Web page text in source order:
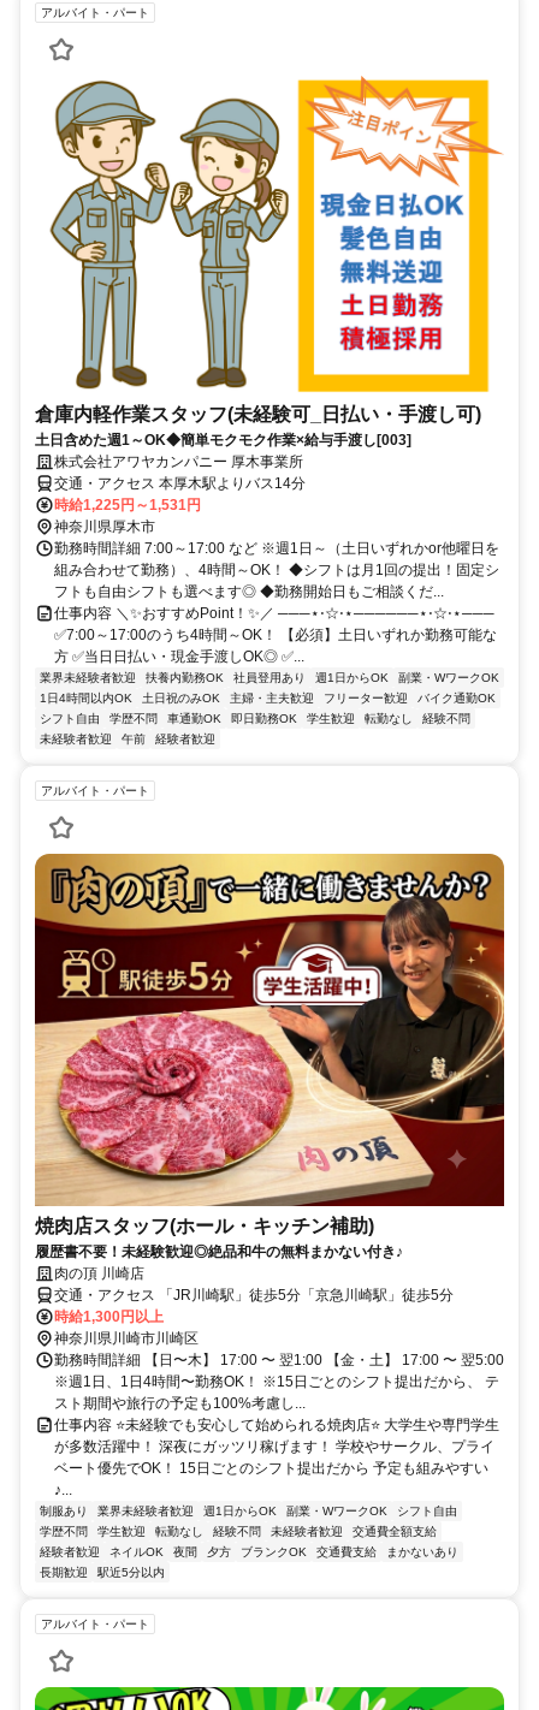
アルバイト・パート
倉庫内軽作業スタッフ(未経験可_日払い・手渡し可)
土日含めた週1～OK◆簡単モクモク作業×給与手渡し[003]
株式会社アワヤカンパニー 厚木事業所
交通・アクセス 本厚木駅よりバス14分
時給1,225円～1,531円
神奈川県厚木市
勤務時間詳細 7:00～17:00 など ※週1日～（土日いずれかor他曜日を
組み合わせて勤務）、4時間～OK！ ◆シフトは月1回の提出！固定シ
フトも自由シフトも選べます◎ ◆勤務開始日もご相談くだ...
仕事内容 ＼✨おすすめPoint！✨／ ───⋆⋅☆⋅⋆──────⋆⋅☆⋅⋆───
✅7:00～17:00のうち4時間～OK！ 【必須】土日いずれか勤務可能な
方 ✅当日日払い・現金手渡しOK◎ ✅...
業界未経験者歓迎 扶養内勤務OK 社員登用あり 週1日からOK
副業・WワークOK
1日4時間以内OK
土日祝のみOK 主婦・主夫歓迎 フリーター歓迎
バイク通勤OK
シフト自由
学歴不問 車通勤OK 即日勤務OK 学生歓迎 転勤なし
経験不問
未経験者歓迎
午前 経験者歓迎
アルバイト・パート
焼肉店スタッフ(ホール・キッチン補助)
履歴書不要！未経験歓迎◎絶品和牛の無料まかない付き♪
肉の頂 川崎店
交通・アクセス 「JR川崎駅」徒歩5分「京急川崎駅」徒歩5分
時給1,300円以上
神奈川県川崎市川崎区
勤務時間詳細 【日〜木】 17:00 〜 翌1:00 【金・土】 17:00 〜 翌5:00
※週1日、1日4時間〜勤務OK！ ※15日ごとのシフト提出だから、 テ
スト期間や旅行の予定も100%考慮し...
仕事内容 ⭐未経験でも安心して始められる焼肉店⭐ 大学生や専門学生
が多数活躍中！ 深夜にガッツリ稼げます！ 学校やサークル、プライ
ベート優先でOK！ 15日ごとのシフト提出だから 予定も組みやすい
♪...
制服あり 業界未経験者歓迎 週1日からOK 副業・WワークOK
シフト自由
学歴不問
学生歓迎 転勤なし 経験不問 未経験者歓迎
交通費全額支給
経験者歓迎
ネイルOK 夜間 夕方 ブランクOK 交通費支給
まかないあり
長期歓迎
駅近5分以内
アルバイト・パート